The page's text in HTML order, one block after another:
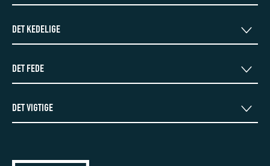
VAL D'ISERE
LIVIGNO
DET KEDELIGE
FAQ
DET FEDE
GUIDER
SNEMELDINGER
DET VIGTIGE